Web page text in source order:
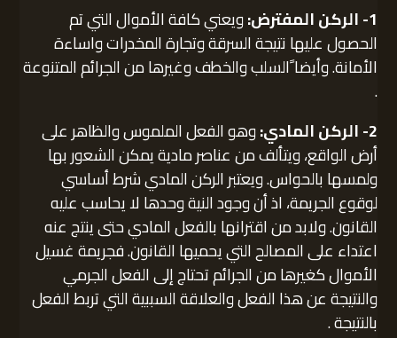
1- الركن المفترض:
ويعني كافة الأموال التي تم
الحصول عليها نتيجة السرقة وتجارة المخدرات واساءة
الأمانة. وأيضا ًالسلب والخطف وغيرها من الجرائم المتنوعة
.
2- الركن المادي:
وهو الفعل الملموس والظاهر على
أرض الواقع، ويتألف من عناصر مادية يمكن الشعور بها
ولمسها بالحواس. ويعتبر الركن المادي شرط أساسي
لوقوع الجريمة، اذ أن وجود النية وحدها لا يحاسب عليه
القانون. ولابد من اقترانها بالفعل المادي حتى ينتج عنه
اعتداء على المصالح التي يحميها القانون. فجريمة غسيل
الأموال كغيرها من الجرائم تحتاج إلى الفعل الجرمي
والنتيجة عن هذا الفعل والعلاقة السببية التي تربط الفعل
بالنتيجة .